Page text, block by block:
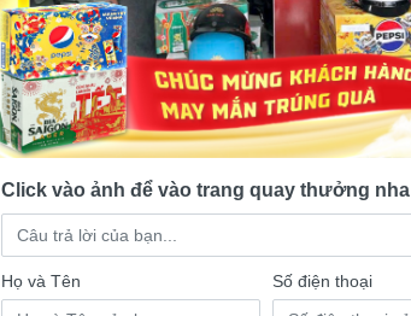
Click vào ảnh để vào trang quay thưởng nha
Họ và Tên Số điện thoại